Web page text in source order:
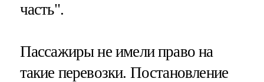
часть".
Пассажиры не имели право на
такие перевозки. Постановление